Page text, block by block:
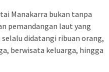
Manakarra bukan tanpa
pemandangan laut yang
didatangi ribuan orang,
berwisata keluarga, hingga